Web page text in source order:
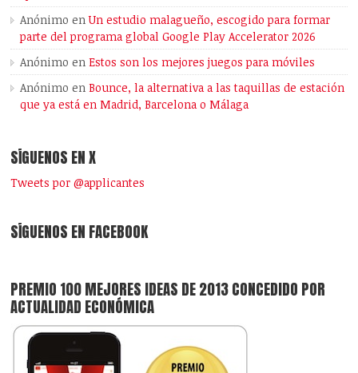
Anónimo enUn estudio malagueño, escogido para formar
parte del programa global Google Play Accelerator 2026
Anónimo enEstos son los mejores juegos para móviles
Anónimo enBounce, la alternativa a las taquillas de estación
que ya está en Madrid, Barcelona o Málaga
SÍGUENOS EN X
Tweets por @applicantes
SÍGUENOS EN FACEBOOK
PREMIO 100 MEJORES IDEAS DE 2013 CONCEDIDO POR
ACTUALIDAD ECONÓMICA